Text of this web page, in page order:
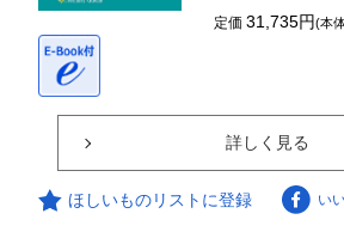
定価31,735円(本
詳しく見る
ほしいものリストに登録 い